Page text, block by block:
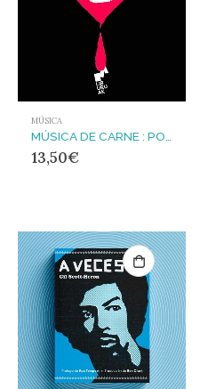
MÚSICA
MÚSICA DE CARNE : POP, SEDUCCIÓN Y SACRIFICIO
13,50€